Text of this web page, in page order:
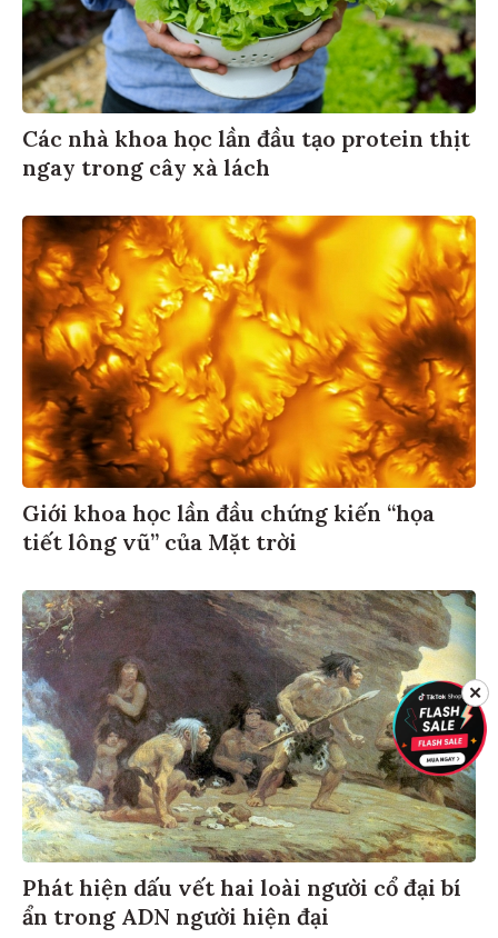
Các nhà khoa học lần đầu tạo protein thịt
ngay trong cây xà lách
Giới khoa học lần đầu chứng kiến “họa
tiết lông vũ” của Mặt trời
Phát hiện dấu vết hai loài người cổ đại bí
ẩn trong ADN người hiện đại
✕